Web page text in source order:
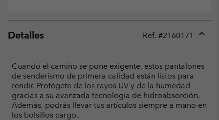
Detalles Ref. #2160171
Cuando el camino se pone exigente, estos pantalones
de senderismo de primera calidad están listos para
rendir. Protégete de los rayos UV y de la humedad
gracias a su avanzada tecnología de hidroabsorción.
Además, podrás llevar tus artículos siempre a mano en
los bolsillos cargo.